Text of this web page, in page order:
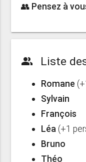
👥 Pensez à
people_alt Liste
Romane
Sylvain
François
Léa (+1
Bruno
Théo